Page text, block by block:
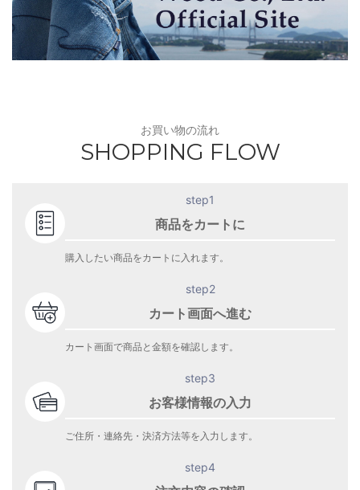
お買い物の流れ
SHOPPING FLOW
step1
商品をカートに
購入したい商品をカートに入れます。
step2
カート画面へ進む
カート画面で商品と金額を確認します。
step3
お客様情報の入力
ご住所・連絡先・決済方法等を入力します。
step4